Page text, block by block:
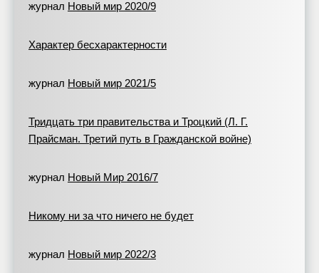
журнал Новый мир 2020/9
Характер бесхарактерности
журнал Новый мир 2021/5
Тридцать три правительства и Троцкий (Л. Г.
Прайсман. Третий путь в Гражданской войне)
журнал Новый Мир 2016/7
Никому ни за что ничего не будет
журнал Новый мир 2022/3